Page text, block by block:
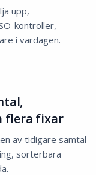
upp,
kontroller,
i vardagen.
flera fixar
av tidigare samtal
sorterbara